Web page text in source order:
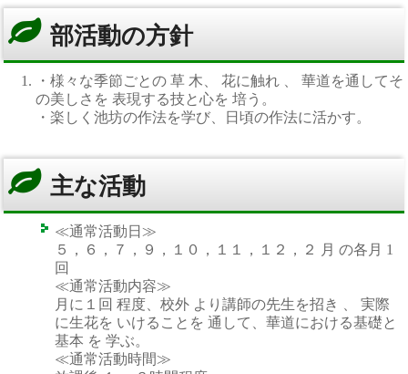
部活動の方針
・様々な季節ごとの 草 木、 花に触れ 、 華道を通してそ
の美しさを 表現する技と心を 培う。
・楽しく池坊の作法を学び、日頃の作法に活かす。
主な活動
≪通常活動日≫
５，６，７，９，１０，１１，１２，２ 月 の各月 1
回
≪通常活動内容≫
月に１回 程度、校外 より講師の先生を招き 、 実際
に生花を いけることを 通して、華道における基礎と
基本 を 学ぶ。
≪通常活動時間≫